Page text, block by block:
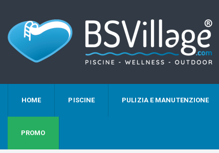
HOME PISCINE PULIZIA E MANUTENZIONE
PROMO